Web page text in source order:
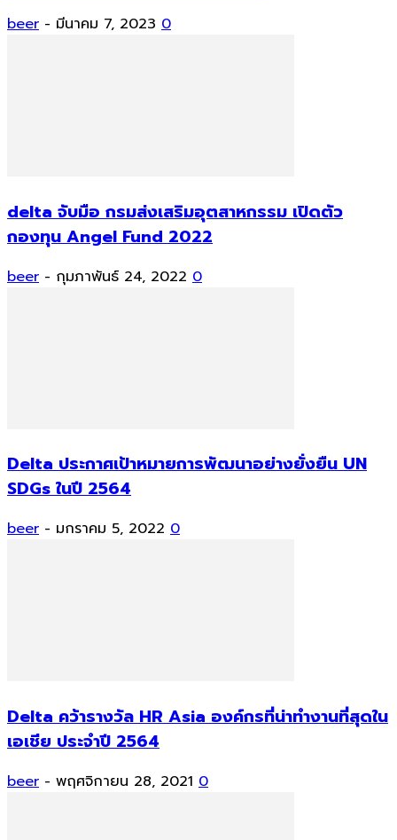
beer - มีนาคม 7, 2023 0
delta จับมือ กรมส่งเสริมอุตสาหกรรม เปิดตัว
กองทุน Angel Fund 2022
beer - กุมภาพันธ์ 24, 2022 0
Delta ประกาศเป้าหมายการพัฒนาอย่างยั่งยืน UN
SDGs ในปี 2564
beer - มกราคม 5, 2022 0
Delta คว้ารางวัล HR Asia องค์กรที่น่าทำงานที่สุดใน
เอเชีย ประจำปี 2564
beer - พฤศจิกายน 28, 2021 0